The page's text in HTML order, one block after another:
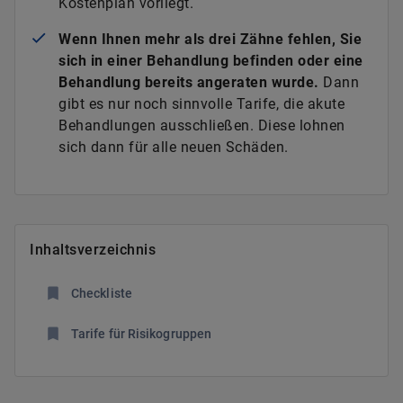
Kostenplan vorliegt.
Wenn Ihnen mehr als drei Zähne fehlen, Sie
sich in einer Behandlung befinden oder eine
Behandlung bereits angeraten wurde. Dann
gibt es nur noch sinnvolle Tarife, die akute
Behandlungen ausschließen. Diese lohnen
sich dann für alle neuen Schäden.
Inhaltsverzeichnis
Checkliste
Tarife für Risikogruppen